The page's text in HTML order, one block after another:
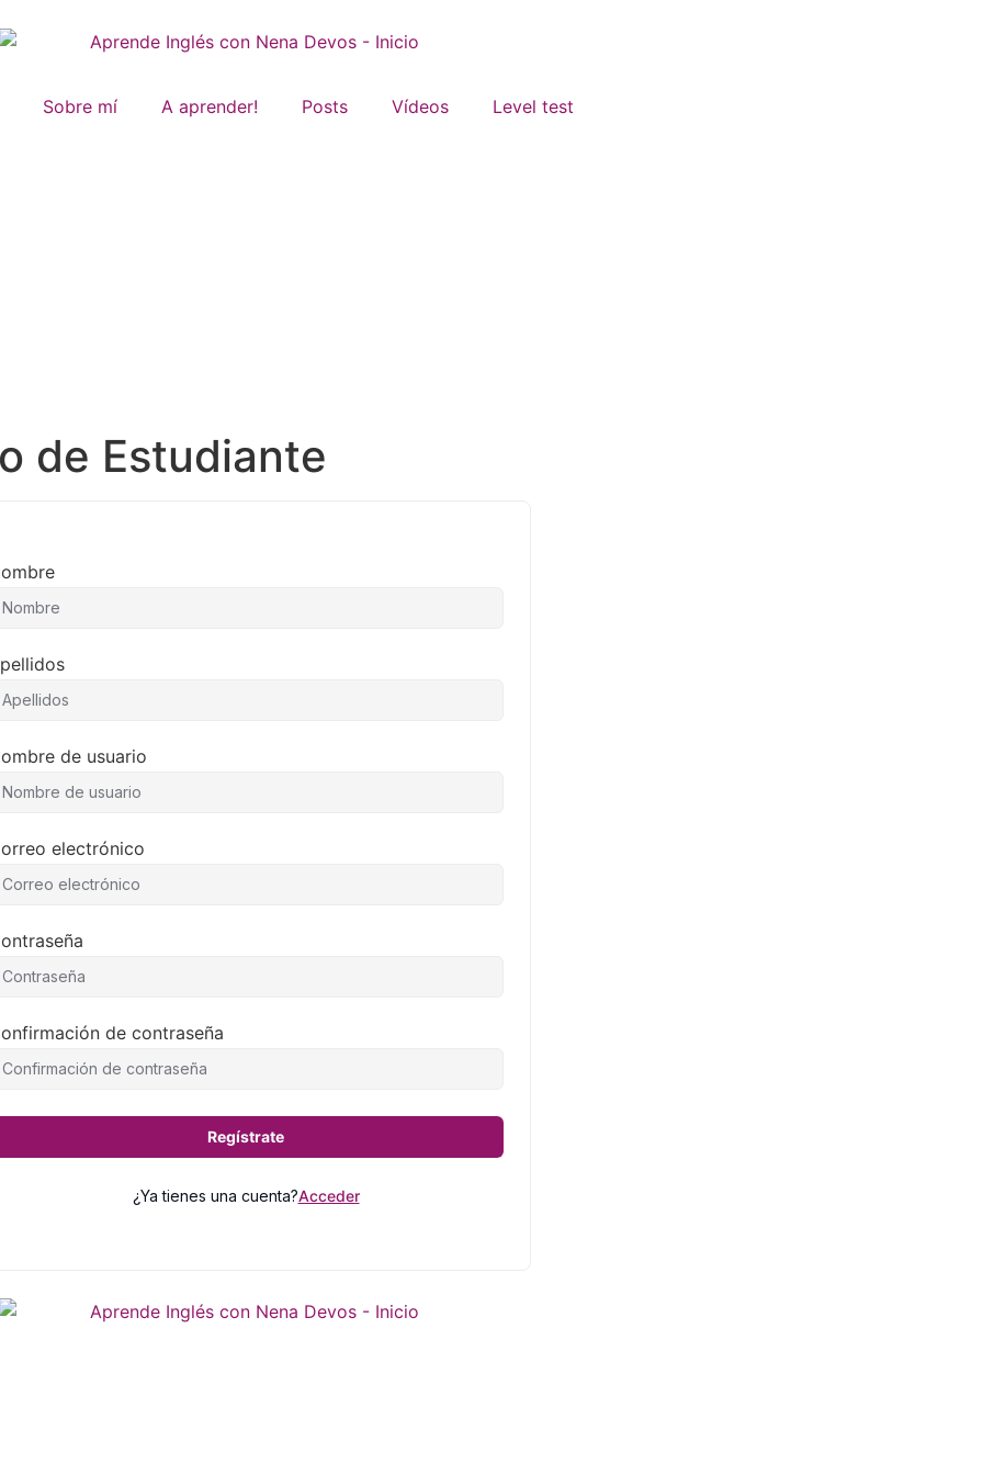
Sobre mí A aprender! Posts Vídeos Level test
de Estudiante
de usuario
electrónico
de contraseña
Regístrate
¿Ya tienes una cuenta?Acceder